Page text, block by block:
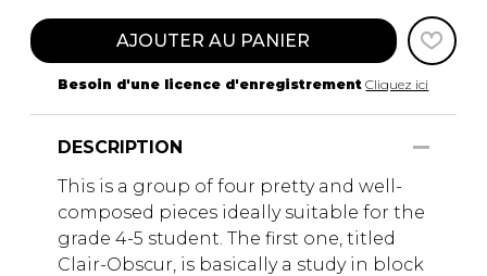
AJOUTER AU PANIER
Besoin d'une licence d'enregistrement Cliquez ici
DESCRIPTION
This is a group of four pretty and well-
composed pieces ideally suitable for the
grade 4-5 student. The first one, titled
Clair-Obscur, is basically a study in block